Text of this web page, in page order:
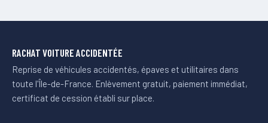
RACHAT VOITURE ACCIDENTÉE
Reprise de véhicules accidentés, épaves et utilitaires dans
toute l'Île-de-France. Enlèvement gratuit, paiement immédiat,
certificat de cession établi sur place.